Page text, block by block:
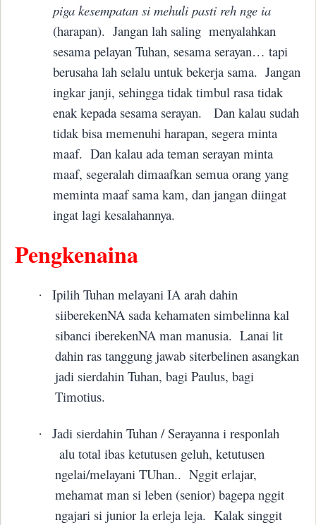
piga kesempatan si mehuli pasti reh nge ia
(harapan). Jangan lah saling menyalahkan
sesama pelayan Tuhan, sesama serayan… tapi
berusaha lah selalu untuk bekerja sama. Jangan
ingkar janji, sehingga tidak timbul rasa tidak
enak kepada sesama serayan.
Dan kalau sudah
tidak bisa memenuhi harapan, segera minta
maaf. Dan kalau ada teman serayan minta
maaf, segeralah dimaafkan semua orang yang
meminta maaf sama kam, dan jangan diingat
ingat lagi kesalahannya.
Pengkenaina
·
Ipilih Tuhan melayani IA arah dahin
siiberekenNA sada kehamaten simbelinna kal
sibanci iberekenNA man manusia. Lanai lit
dahin ras tanggung jawab siterbelinen asangkan
jadi sierdahin Tuhan, bagi Paulus, bagi
Timotius.
·
Jadi sierdahin Tuhan / Serayanna i responlah
alu total ibas ketutusen geluh, ketutusen
ngelai/melayani TUhan.. Nggit erlajar,
mehamat man si leben (senior) bagepa nggit
ngajari si junior la erleja leja. Kalak singgit